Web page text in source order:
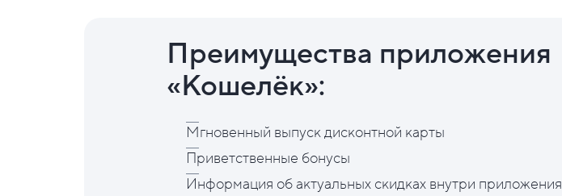
Преимущества приложения
«Кошелёк»:
Мгновенный выпуск дисконтной карты
Приветственные бонусы
Информация об актуальных скидках внутри приложения